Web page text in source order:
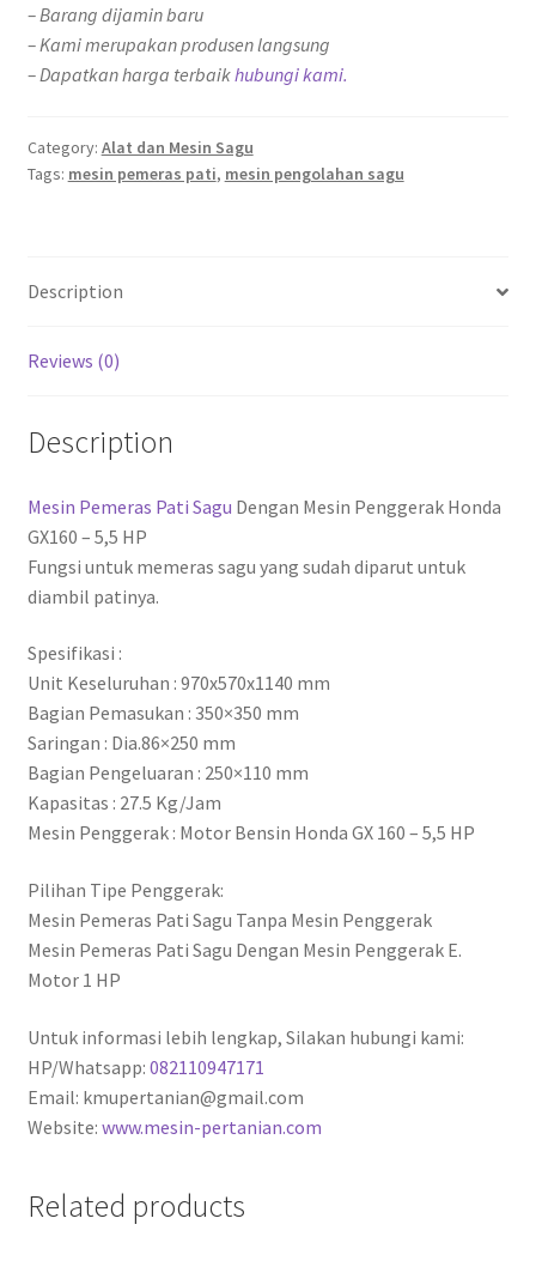
– Barang dijamin baru
– Kami merupakan produsen langsung
– Dapatkan harga terbaikhubungi kami.
Category: Alat dan Mesin Sagu
Tags: mesin pemeras pati, mesin pengolahan sagu
Description
Reviews (0)
Description
Mesin Pemeras Pati Sagu Dengan Mesin Penggerak Honda
GX160 – 5,5 HP
Fungsi untuk memeras sagu yang sudah diparut untuk
diambil patinya.
Spesifikasi :
Unit Keseluruhan : 970x570x1140 mm
Bagian Pemasukan : 350×350 mm
Saringan : Dia.86×250 mm
Bagian Pengeluaran : 250×110 mm
Kapasitas : 27.5 Kg/Jam
Mesin Penggerak : Motor Bensin Honda GX 160 – 5,5 HP
Pilihan Tipe Penggerak:
Mesin Pemeras Pati Sagu Tanpa Mesin Penggerak
Mesin Pemeras Pati Sagu Dengan Mesin Penggerak E.
Motor 1 HP
Untuk informasi lebih lengkap, Silakan hubungi kami:
HP/Whatsapp: 082110947171
Email: kmupertanian@gmail.com
Website: www.mesin-pertanian.com
Related products